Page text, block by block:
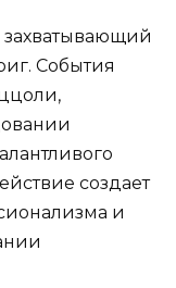
захватывающий
События
создает
и